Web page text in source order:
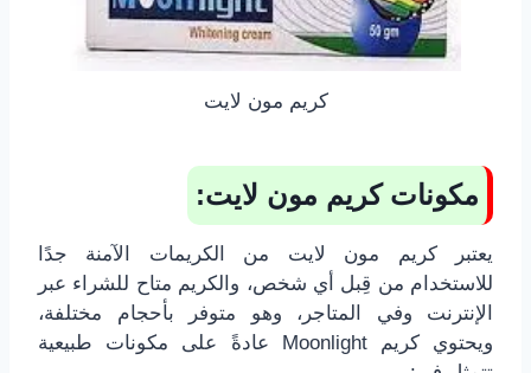
كريم مون لايت
مكونات كريم مون لايت:
يعتبر كريم مون لايت من الكريمات الآمنة جدًا
للاستخدام من قِبل أي شخص، والكريم متاح للشراء عبر
الإنترنت وفي المتاجر، وهو متوفر بأحجام مختلفة،
ويحتوي كريم Moonlight عادةً على مكونات طبيعية